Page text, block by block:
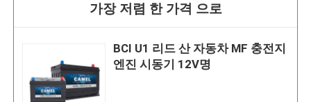
가장 저렴 한 가격 으로
BCI U1 리드 산 자동차 MF 충전지
엔진 시동기 12V명